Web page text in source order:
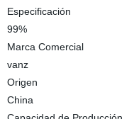
Especificación
99%
Marca Comercial
vanz
Origen
China